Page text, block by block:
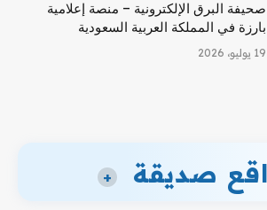
صحيفة البرق الإلكترونية – منصة إعلامية
بارزة في المملكة العربية السعودية
19 يوليو، 2026
صديقة +